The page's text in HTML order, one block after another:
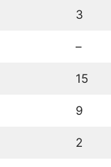
3
–
15
9
2